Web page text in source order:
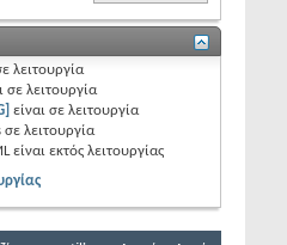
λειτουργία
σε λειτουργία
είναισε λειτουργία
σε λειτουργία
είναιεκτός λειτουργίας